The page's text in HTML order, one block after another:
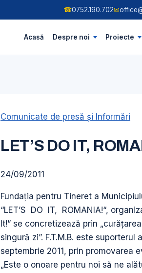
☎0752.190.702✉
Acasă Despre noi Proiecte
Comunicate de presă şi Informări
LET’S DO IT,
24/09/2011
Fundaţia pentru Tineret a
“LET’S DO IT, ROMANIA!“,
It!” se concretizează prin
singură zi”. F.T.M.B. este
septembrie 2011, prin promovarea
„Este o onoare pentru noi să ne